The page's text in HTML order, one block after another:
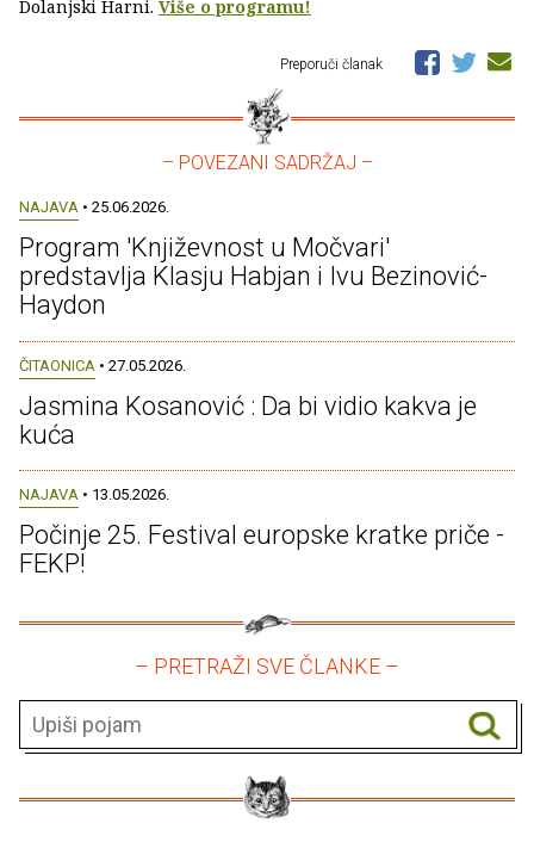
Dolanjski Harni. Više o programu!
Preporuči članak
– POVEZANI SADRŽAJ –
NAJAVA • 25.06.2026.
Program 'Književnost u Močvari'
predstavlja Klasju Habjan i Ivu Bezinović-
Haydon
ČITAONICA • 27.05.2026.
Jasmina Kosanović : Da bi vidio kakva je
kuća
NAJAVA • 13.05.2026.
Počinje 25. Festival europske kratke priče -
FEKP!
– PRETRAŽI SVE ČLANKE –